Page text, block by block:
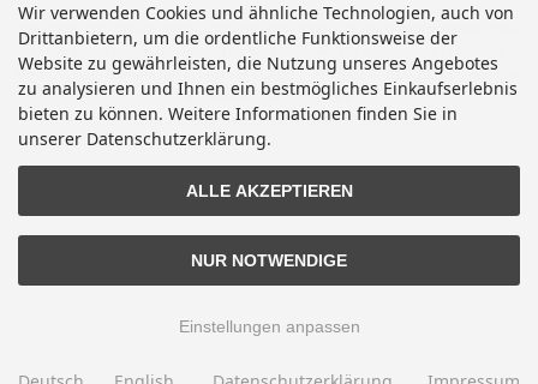
Alle Preise inkl. gesetzl. MwSt. zzgl. Versandkosten . Die durchgestrichenen Preise
entsprechen dem bisherigen Preis bei Motorradteile & Motorrad Ersatzteile.
Motorradteile & Motorrad Ersatzteile © 2026 | Template © 2009-2026 by modified
eCommerce Shopsoftware
modified eCommerce Shopsoftware © 2009-2026
Wir verwenden Cookies und ähnliche Technologien, auch von
Drittanbietern, um die ordentliche Funktionsweise der
Website zu gewährleisten, die Nutzung unseres Angebotes
zu analysieren und Ihnen ein bestmögliches Einkaufserlebnis
bieten zu können. Weitere Informationen finden Sie in
unserer Datenschutzerklärung.
ALLE AKZEPTIEREN
NUR NOTWENDIGE
Einstellungen anpassen